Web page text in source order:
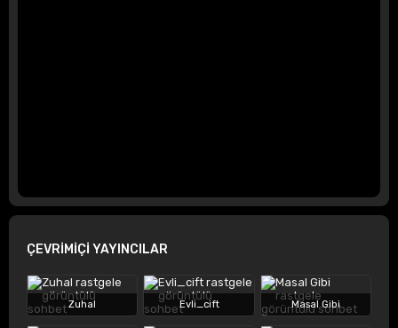
ÇEVRİMİÇİ YAYINCILAR
Zuhal Evli_cift Masal Gibi